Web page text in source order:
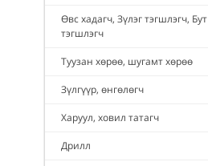
Өвс хадагч, Зүлэг тэгшлэгч, Бут
тэгшлэгч
Туузан хөрөө, шугамт хөрөө
Зүлгүүр, өнгөлөгч
Харуул, ховил татагч
Дрилл